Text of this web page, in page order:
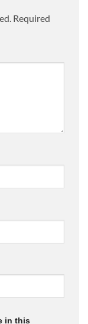
Required
in this